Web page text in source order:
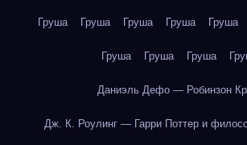
Груша Груша Груша Груша Груша
Груша Груша Груша
Даниэль Дефо — Робинзон
Дж. К. Роулинг — Гарри Поттер и